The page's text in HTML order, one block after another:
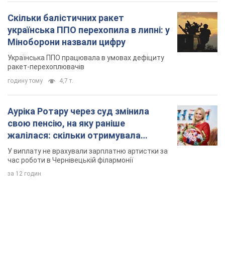
анонсував збільшення студентських стипендій
7.08.2026 00:29 11,4 т.
Скільки балістичних ракет
українська ППО перехопила в липні: у
Міноборони назвали цифру
ракет-перехоплювачів
годину тому 4,7 т.
Ауріка Ротару через суд змінила
свою пенсію, на яку раніше
жалілася: скільки отримувала
співачка